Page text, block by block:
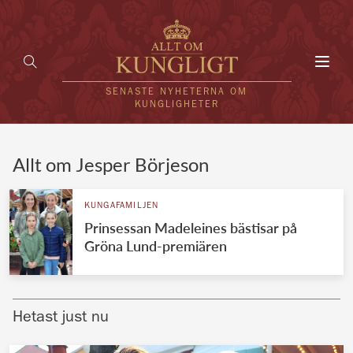
SENASTE NYHETERNA OM
KUNGLIGHETER
UTLÄNDSKT
VÄRLDENS KUNGAHUS
Brittiska kungahuset
Allt om Jesper Börjeson
KUNGAFAMILJEN
Prinsessan Madeleines bästisar på
Gröna Lund-premiären
Hetast just nu